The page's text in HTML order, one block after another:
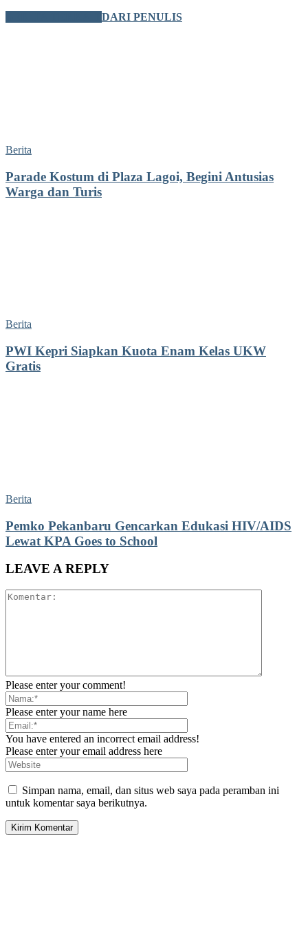
DARI PENULIS
Berita
Parade Kostum di Plaza Lagoi, Begini Antusias
Warga dan Turis
Berita
PWI Kepri Siapkan Kuota Enam Kelas UKW
Gratis
Berita
Pemko Pekanbaru Gencarkan Edukasi HIV/AIDS
Lewat KPA Goes to School
LEAVE A REPLY
Please enter your comment!
Please enter your name here
You have entered an incorrect email address!
Please enter your email address here
Simpan nama, email, dan situs web saya pada peramban ini
untuk komentar saya berikutnya.